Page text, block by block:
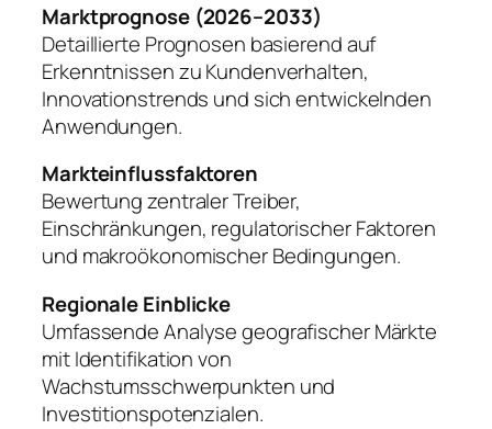
Marktprognose (2026–2033)
Detaillierte Prognosen basierend auf
Erkenntnissen zu Kundenverhalten,
Innovationstrends und sich entwickelnden
Anwendungen.
Markteinflussfaktoren
Bewertung zentraler Treiber,
Einschränkungen, regulatorischer Faktoren
und makroökonomischer Bedingungen.
Regionale Einblicke
Umfassende Analyse geografischer Märkte
mit Identifikation von
Wachstumsschwerpunkten und
Investitionspotenzialen.